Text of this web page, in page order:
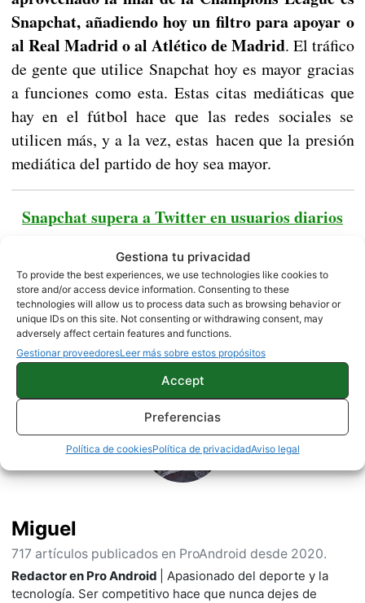
Gestiona tu privacidad
To provide the best experiences, we use technologies like cookies to
store and/or access device information. Consenting to these
technologies will allow us to process data such as browsing behavior or
unique IDs on this site. Not consenting or withdrawing consent, may
adversely affect certain features and functions.
Gestionar proveedoresLeer más sobre estos propósitos
Accept
Preferencias
Política de cookiesPolítica de privacidadAviso legal
Snapchat, añadiendo hoy un filtro para apoyar o
al Real Madrid o al Atlético de Madrid. El tráfico
de gente que utilice Snapchat hoy es mayor gracias
a funciones como esta. Estas citas mediáticas que
hay en el fútbol hace que las redes sociales se
utilicen más, y a la vez, estas hacen que la presión
mediática del partido de hoy sea mayor.
Snapchat supera a Twitter en usuarios diarios
OPINION
Sobre este autor
Miguel
717 artículos publicados en ProAndroid desde 2020.
Redactor en Pro Android
| Apasionado del deporte y la
tecnología. Ser competitivo hace que nunca dejes de